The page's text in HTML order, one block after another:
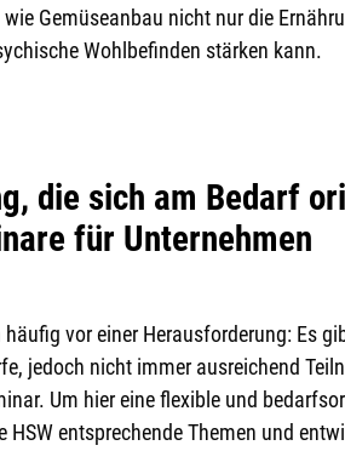
Gemüseanbau nicht nur die
Wohlbefinden stärken kann.
die sich am Bedarf
für Unternehmen
häufig vor einer Herausforderung: Es
jedoch nicht immer ausreichend
Um hier eine flexible und
HSW entsprechende Themen und